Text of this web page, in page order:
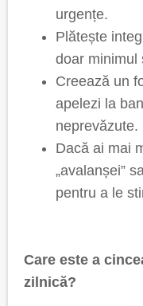
urgențe.
Plătește
doar minimul
Creează un
apelezi la
neprevăzute.
Dacă ai mai
„avalanșei”
pentru a le
Care este a
zilnică?